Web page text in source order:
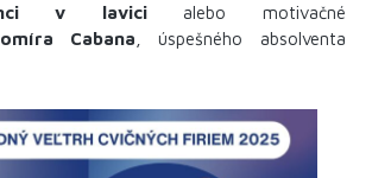
v lavicialebo motivačné
Cabana , úspešného absolventa